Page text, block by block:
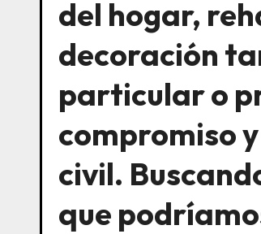
del hogar,
decoración
particular o
compromiso
civil.
que